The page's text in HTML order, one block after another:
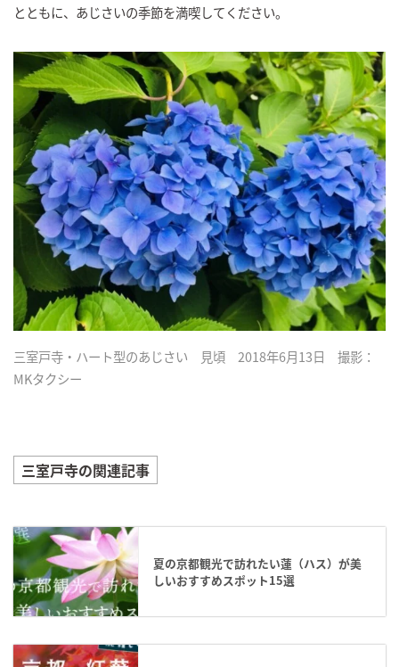
とともに、あじさいの季節を満喫してください。
三室戸寺・ハート型のあじさい 見頃 2018年6月13日 撮影：
MKタクシー
三室戸寺の関連記事
夏の京都観光で訪れたい蓮（ハス）が美
しいおすすめスポット15選